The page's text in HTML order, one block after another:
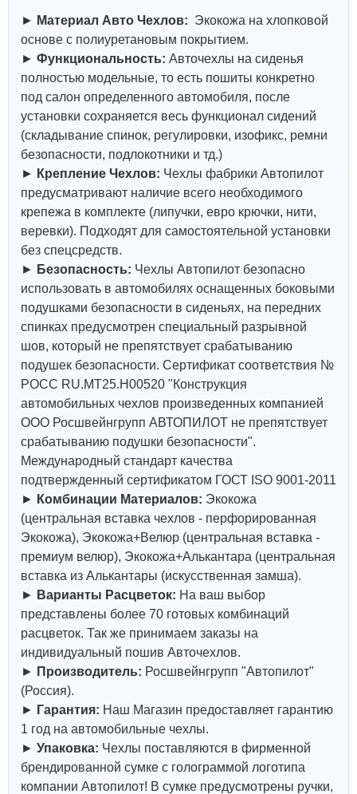
► Материал Авто Чехлов: Экокожа на хлопковой
основе с полиуретановым покрытием.
► Функциональность: Авточехлы на сиденья
полностью модельные, то есть пошиты конкретно
под салон определенного автомобиля, после
установки сохраняется весь функционал сидений
(складывание спинок, регулировки, изофикс, ремни
безопасности, подлокотники и тд.)
► Крепление Чехлов: Чехлы фабрики Автопилот
предусматривают наличие всего необходимого
крепежа в комплекте (липучки, евро крючки, нити,
веревки). Подходят для самостоятельной установки
без спецсредств.
► Безопасность: Чехлы Автопилот безопасно
использовать в автомобилях оснащенных боковыми
подушками безопасности в сиденьях, на передних
спинках предусмотрен специальный разрывной
шов, который не препятствует срабатыванию
подушек безопасности. Сертификат соответствия №
РОСС RU.МТ25.Н00520 "Конструкция
автомобильных чехлов произведенных компанией
ООО Росшвейнгрупп АВТОПИЛОТ не препятствует
срабатыванию подушки безопасности".
Международный стандарт качества
подтвержденный сертификатом ГОСТ ISO 9001-2011
► Комбинации Материалов: Экокожа
(центральная вставка чехлов - перфорированная
Экокожа), Экокожа+Велюр (центральная вставка -
премиум велюр), Экокожа+Алькантара (центральная
вставка из Алькантары (искусственная замша).
► Варианты Расцветок: На ваш выбор
представлены более 70 готовых комбинаций
расцветок. Так же принимаем заказы на
индивидуальный пошив Авточехлов.
► Производитель: Росшвейнгрупп "Автопилот"
(Россия).
► Гарантия: Наш Магазин предоставляет гарантию
1 год на автомобильные чехлы.
► Упаковка: Чехлы поставляются в фирменной
брендированной сумке с голограммой логотипа
компании Автопилот! В сумке предусмотрены ручки,